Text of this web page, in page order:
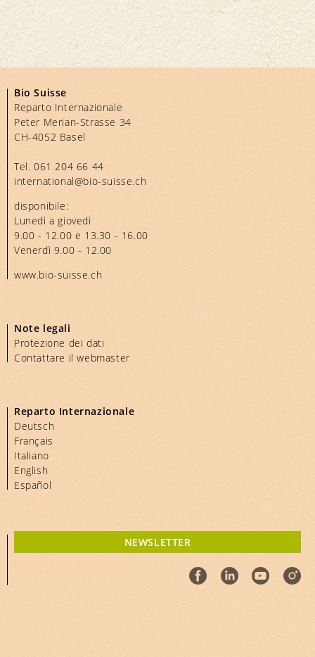
Bio Suisse
Reparto Internazionale
Peter Merian-Strasse 34
CH-4052 Basel
Tel.061 204 66 44
international@bio-suisse.ch
disponibile:
Lunedì a giovedì
9.00 - 12.00 e 13.30 - 16.00
Venerdì 9.00 - 12.00
www.bio-suisse.ch
Note legali
Protezione dei dati
Contattare il webmaster
Reparto Internazionale
Deutsch
Français
Italiano
English
Español
NEWSLETTER